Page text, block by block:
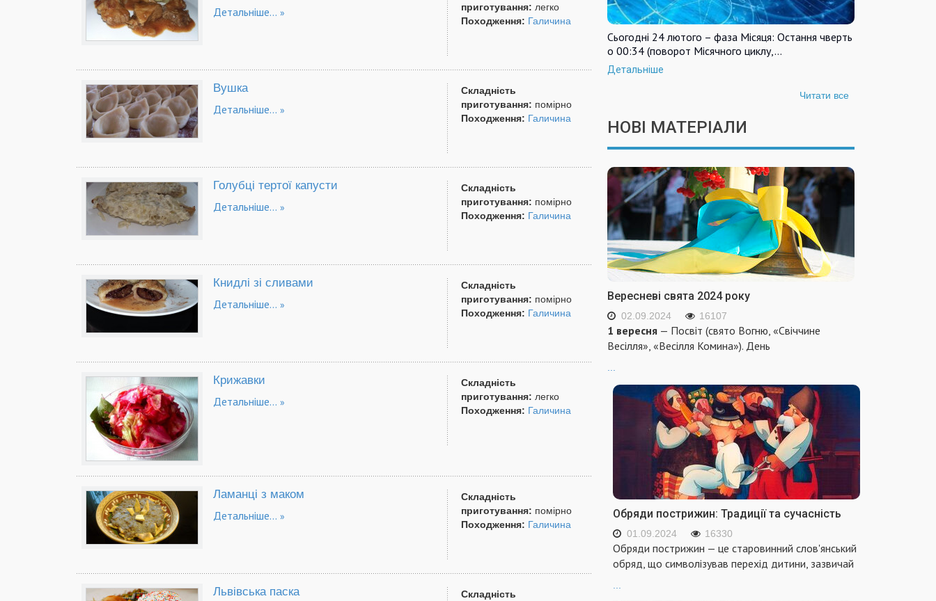
приготування: легко
Походження: Галичина
Детальніше...
Складність
приготування: помірно
Походження: Галичина
Вушка
Детальніше...
Складність
приготування: помірно
Походження: Галичина
Голубці тертої капусти
Детальніше...
Складність
приготування: помірно
Походження: Галичина
Книдлі зі сливами
Детальніше...
Складність
приготування: легко
Походження: Галичина
Крижавки
Детальніше...
Складність
приготування: помірно
Походження: Галичина
Ламанці з маком
Детальніше...
Складність
Львівська паска
Сьогодні 24 лютого – фаза Місяця: Остання чверть
о 00:34 (поворот Місячного циклу,…
Детальніше
Читати все
НОВІ МАТЕРІАЛИ
Вересневі свята 2024 року
02.09.2024 16107
1 вересня — Посвіт (свято Вогню, «Свіччине
Весілля», «Весілля Комина»). День
...
Обряди пострижин: Традиції та сучасність
01.09.2024 16330
Обряди пострижин — це старовинний слов'янський
обряд, що символізував перехід дитини, зазвичай
...